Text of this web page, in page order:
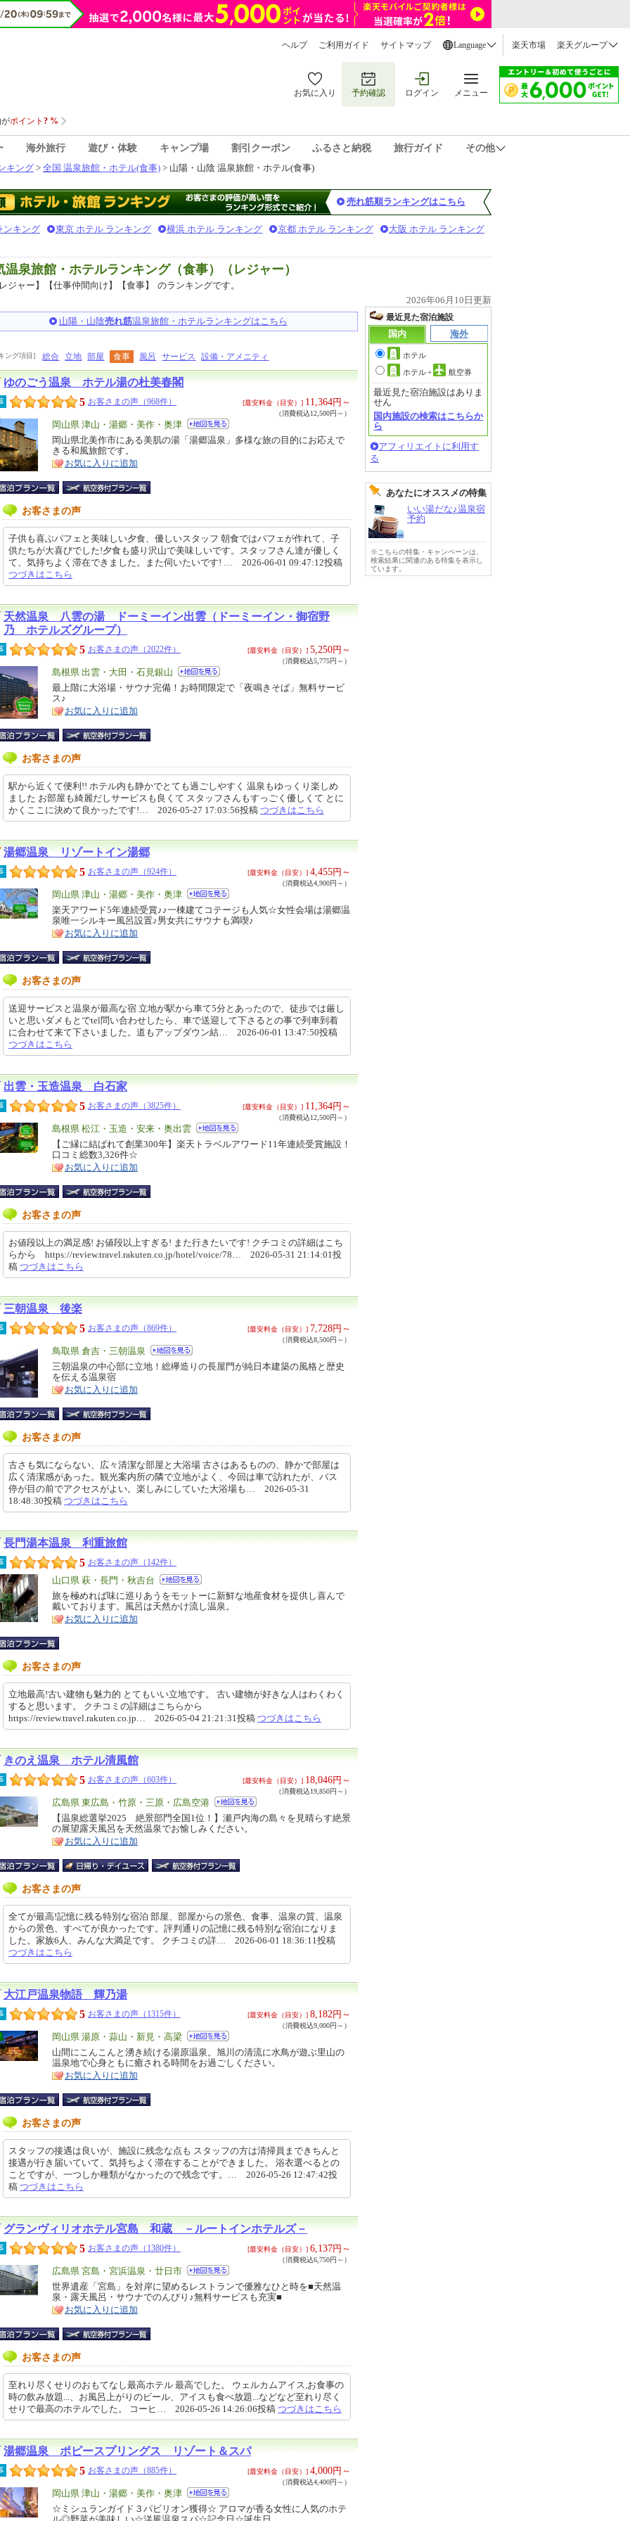
ヘルプ ご利用ガイド サイトマップ Language 楽天市場 楽天グループ
お気に入り 予約確認 ログイン メニュー
海外旅行 遊び・体験 キャンプ場 割引クーポン ふるさと納税 旅行ガイド
その他
キング > 全国 温泉旅館・ホテル(食事) > 山陽・山陰 温泉旅館・ホテル(食事)
売れ筋順ランキングはこちら
ンキング 東京 ホテル ランキング 横浜 ホテル ランキング 京都 ホテル ランキング 大阪 ホテル ランキング
泉旅館・ホテルランキング（食事）（レジャー）
ャー】【仕事仲間向け】【食事】
のランキングです。
2026年06月10日更新
山陽・山陰売れ筋温泉旅館・ホテルランキングはこちら
ング項目] 総合 立地 部屋 食事 風呂 サービス 設備・アメニティ
ゆのごう温泉 ホテル湯の杜美春閣
5 お客さまの声（968件） [最安料金（目安）] 11,364円～
（消費税込12,500円～）
エ
リ
ア
岡山県 津山・湯郷・美作・奥津
特
徴
岡山県北美作市にある美肌の湯「湯郷温泉」多様な旅の目的にお応えで
きる和風旅館です。
お気に入りに追加
お客さまの声
子供も喜ぶパフェと美味しい夕食、優しいスタッフ 朝食ではパフェが作れて、子
供たちが大喜びでした!夕食も盛り沢山で美味しいです。スタッフさん達が優しく
て、気持ちよく滞在できました。また伺いたいです! … 2026-06-01 09:47:12投稿
つづきはこちら
天然温泉 八雲の湯 ドーミーイン出雲（ドーミーイン・御宿野
乃 ホテルズグループ）
5 お客さまの声（2022件） [最安料金（目安）] 5,250円～
（消費税込5,775円～）
エ
リ
ア
島根県 出雲・大田・石見銀山
特
徴
最上階に大浴場・サウナ完備！お時間限定で「夜鳴きそば」無料サービ
ス♪
お気に入りに追加
お客さまの声
駅から近くて便利!! ホテル内も静かでとても過ごしやすく 温泉もゆっくり楽しめ
ました お部屋も綺麗だしサービスも良くて スタッフさんもすっごく優しくて とに
かくここに決めて良かったです!… 2026-05-27 17:03:56投稿 つづきはこちら
湯郷温泉 リゾートイン湯郷
5 お客さまの声（924件） [最安料金（目安）] 4,455円～
（消費税込4,900円～）
エ
リ
ア
岡山県 津山・湯郷・美作・奥津
特
徴
楽天アワード5年連続受賞♪♪一棟建てコテージも人気☆女性会場は湯郷温
泉唯一シルキー風呂設置♪男女共にサウナも満喫♪
お気に入りに追加
お客さまの声
送迎サービスと温泉が最高な宿 立地が駅から車て5分とあったので、徒歩では厳し
いと思いダメもとでtel問い合わせしたら、車で送迎して下さるとの事で列車到着
に合わせて来て下さいました。道もアップダウン結… 2026-06-01 13:47:50投稿
つづきはこちら
出雲・玉造温泉 白石家
5 お客さまの声（3825件） [最安料金（目安）] 11,364円～
（消費税込12,500円～）
エ
リ
ア
島根県 松江・玉造・安来・奥出雲
特
徴
【ご縁に結ばれて創業300年】楽天トラベルアワード11年連続受賞施設！
口コミ総数3,326件☆
お気に入りに追加
お客さまの声
お値段以上の満足感! お値段以上すぎる! また行きたいです! クチコミの詳細はこち
らから https://review.travel.rakuten.co.jp/hotel/voice/78… 2026-05-31 21:14:01投
稿 つづきはこちら
三朝温泉 後楽
5 お客さまの声（869件） [最安料金（目安）] 7,728円～
（消費税込8,500円～）
エ
リ
ア
鳥取県 倉吉・三朝温泉
特
徴
三朝温泉の中心部に立地！総欅造りの長屋門が純日本建築の風格と歴史
を伝える温泉宿
お気に入りに追加
お客さまの声
古さも気にならない、広々清潔な部屋と大浴場 古さはあるものの、静かで部屋は
広く清潔感があった。観光案内所の隣で立地がよく、今回は車で訪れたが、バス
停が目の前でアクセスがよい。楽しみにしていた大浴場も… 2026-05-31
18:48:30投稿 つづきはこちら
長門湯本温泉 利重旅館
5 お客さまの声（142件）
エ
リ
ア
山口県 萩・長門・秋吉台
特
徴
旅を極めれば味に巡りあうをモットーに新鮮な地産食材を提供し喜んで
戴いております。風呂は天然かけ流し温泉。
お気に入りに追加
お客さまの声
立地最高!古い建物も魅力的 とてもいい立地です。 古い建物が好きな人はわくわく
すると思います。 クチコミの詳細はこちらから
https://review.travel.rakuten.co.jp… 2026-05-04 21:21:31投稿 つづきはこちら
きのえ温泉 ホテル清風館
5 お客さまの声（603件） [最安料金（目安）] 18,046円～
（消費税込19,850円～）
エ
リ
ア
広島県 東広島・竹原・三原・広島空港
特
徴
【温泉総選挙2025 絶景部門全国1位！】瀬戸内海の島々を見晴らす絶景
の展望露天風呂を天然温泉でお愉しみください。
お気に入りに追加
お客さまの声
全てが最高!記憶に残る特別な宿泊 部屋、部屋からの景色、食事、温泉の質、温泉
からの景色、すべてが良かったです。評判通りの記憶に残る特別な宿泊になりま
した。家族6人、みんな大満足です。 クチコミの詳… 2026-06-01 18:36:11投稿
つづきはこちら
大江戸温泉物語 輝乃湯
5 お客さまの声（1315件） [最安料金（目安）] 8,182 円～
（消費税込9,000円～）
エ
リ
ア
岡山県 湯原・蒜山・新見・高梁
特
徴
山間にこんこんと湧き続ける湯原温泉。旭川の清流に水鳥が遊ぶ里山の
温泉地で心身ともに癒される時間をお過ごしください。
お気に入りに追加
お客さまの声
スタッフの接遇は良いが、施設に残念な点も スタッフの方は清掃員まできちんと
接遇が行き届いていて、気持ちよく滞在することができました。 浴衣選べるとの
ことですが、一つしか種類がなかったので残念です。… 2026-05-26 12:47:42投
稿 つづきはこちら
グランヴィリオホテル宮島 和蔵 －ルートインホテルズ－
5 お客さまの声（1380件） [最安料金（目安）] 6,137円～
（消費税込6,750円～）
エ
リ
ア
広島県 宮島・宮浜温泉・廿日市
特
徴
世界遺産「宮島」を対岸に望めるレストランで優雅なひと時を■天然温
泉・露天風呂・サウナでのんびり♪無料サービスも充実■
お気に入りに追加
お客さまの声
至れり尽くせりのおもてなし最高ホテル 最高でした。 ウェルカムアイス,お食事の
時の飲み放題...、お風呂上がりのビール、アイスも食べ放題...などなど至れり尽く
せりで最高のホテルでした。 コーヒ… 2026-05-26 14:26:06投稿 つづきはこちら
湯郷温泉 ポピースプリングス リゾート＆スパ
5 お客さまの声（885件） [最安料金（目安）] 4,000円～
（消費税込4,400円～）
エ
リ
岡山県 津山・湯郷・美作・奥津
特
☆ミシュランガイド３パビリオン獲得☆ アロマが香る女性に人気のホテ
最近見た宿泊施設
国内
海外
ホテル
ホテル+ 航空券
最近見た宿泊施設はありま
せん
国内施設の検索はこちらか
ら
アフィリエイトに利用す
る
あなたにオススメの特集
いい湯だな♪温泉宿
予約
※こちらの特集・キャンペーンは、
検索結果に関連のある特集を表示し
ています。